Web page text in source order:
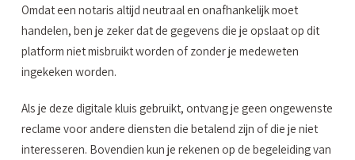
Omdat een notaris altijd neutraal en onafhankelijk moet
handelen, ben je zeker dat de gegevens die je opslaat op dit
platform niet misbruikt worden of zonder je medeweten
ingekeken worden.
Als je deze digitale kluis gebruikt, ontvang je geen ongewenste
reclame voor andere diensten die betalend zijn of die je niet
interesseren. Bovendien kun je rekenen op de begeleiding van